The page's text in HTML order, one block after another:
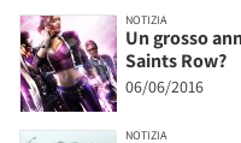
NOTIZIA
Un grosso
Saints Row?
06/06/2016
NOTIZIA